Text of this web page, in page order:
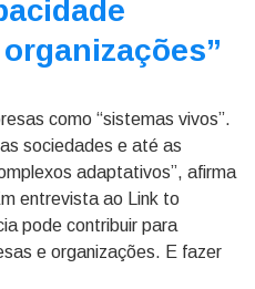
como “sistemas vivos”.
sociedades e até as
adaptativos”, afirma
entrevista ao Link to
pode contribuir para
e organizações. E fazer